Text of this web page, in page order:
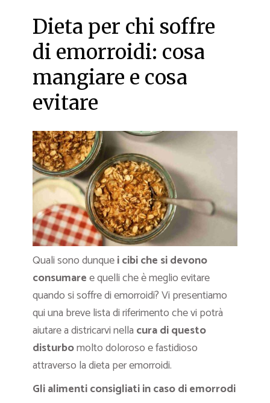
Dieta per chi soffre
di emorroidi: cosa
mangiare e cosa
evitare
Quali sono dunquei cibi che si devono
consumaree quelli che è meglio evitare
quando si soffre di emorroidi? Vi presentiamo
qui una breve lista di riferimento che vi potrà
aiutare a districarvi nella cura di questo
disturbomolto doloroso e fastidioso
attraverso la dieta per emorroidi.
Gli alimenti consigliati in caso di emorrodi